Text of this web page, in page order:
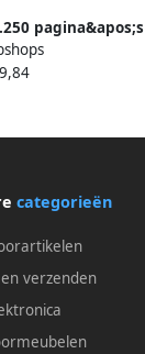
pagina&apos;s
magenta
categorieën
verzenden